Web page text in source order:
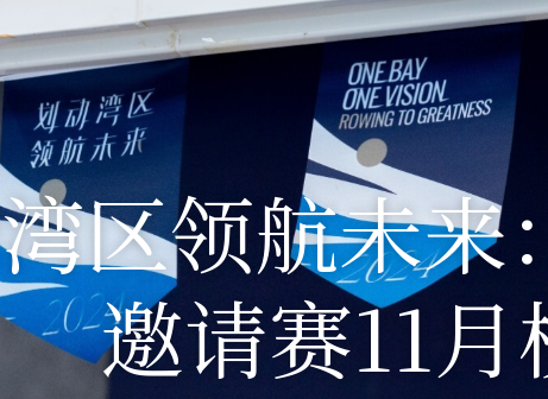
区领航未
邀请赛11